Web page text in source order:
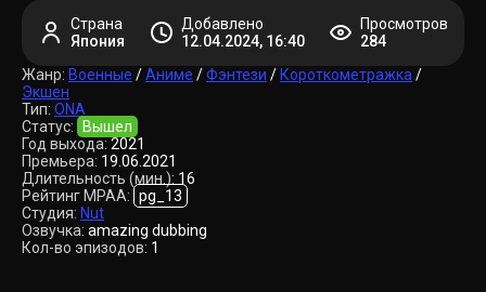
Страна
Япония
Добавлено
12.04.2024, 16:40
Просмотров
284
Жанр: Военные /Аниме /Фэнтези / Короткометражка /
Экшен
Тип: ONA
Статус:
Вышел
Год выхода: 2021
Премьера: 19.06.2021
Длительность (мин.): 16
Рейтинг MPAA: pg_13
Студия: Nut
Озвучка: amazing dubbing
Кол-во эпизодов: 1